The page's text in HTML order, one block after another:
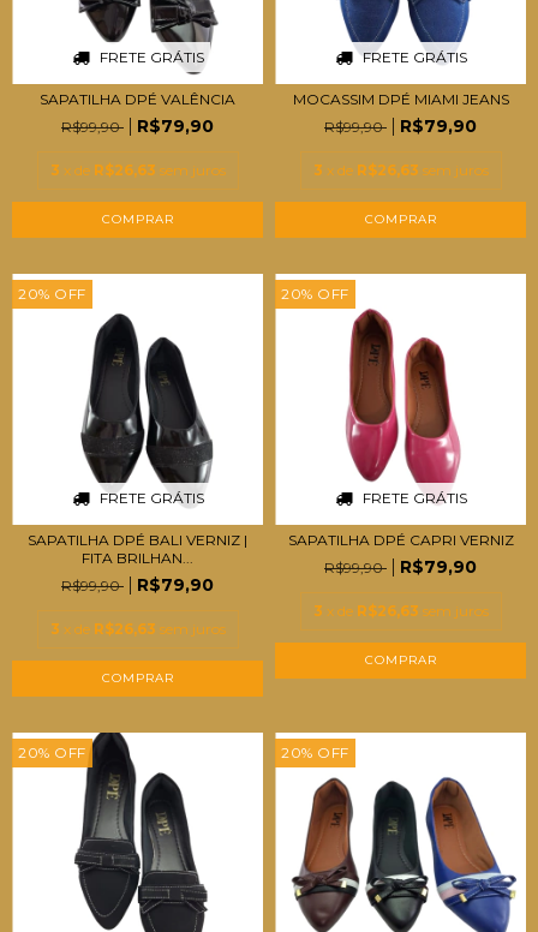
FRETE GRÁTIS
SAPATILHA DPÉ VALÊNCIA
R$99,90
R$79,90
3 x de R$26,63 sem juros
COMPRAR
FRETE GRÁTIS
MOCASSIM DPÉ MIAMI JEANS
R$99,90
R$79,90
3 x de R$26,63 sem juros
COMPRAR
20% OFF
FRETE GRÁTIS
SAPATILHA DPÉ BALI VERNIZ |
FITA BRILHAN...
R$99,90
R$79,90
3 x de R$26,63 sem juros
COMPRAR
20% OFF
FRETE GRÁTIS
SAPATILHA DPÉ CAPRI VERNIZ
R$99,90
R$79,90
3 x de R$26,63 sem juros
COMPRAR
20% OFF 20% OFF